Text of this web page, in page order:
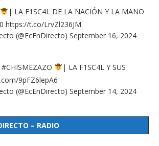
| LA F1SC4L DE LA NACIÓN Y LA MANO
https://t.co/LrvZl236JM
(@EcEnDirecto) September 16, 2024
#CHISMEZAZO
| LA F1SC4L Y SUS
9pFZ6lepA6
(@EcEnDirecto) September 14, 2024
– RADIO